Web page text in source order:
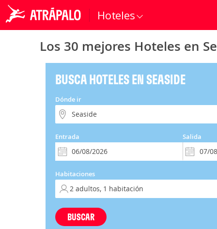
Hoteles
Los 30 mejores Hoteles en
BUSCA HOTELES EN SEASIDE
Dónde ir
Entrada Salida
Habitaciones
BUSCAR